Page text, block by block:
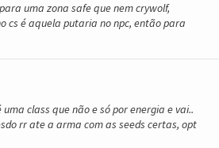
uma zona safe que nem crywolf,
cs é aquela putaria no npc, então para
class que não e só por energia e vai..
rr ate a arma com as seeds certas, opt